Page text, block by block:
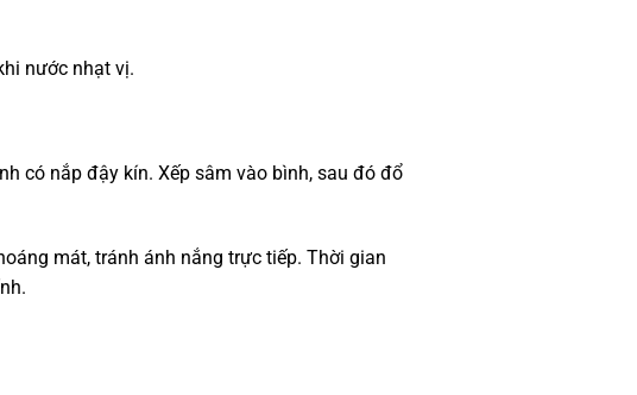
nước nhạt vị.
có nắp đậy kín. Xếp sâm vào bình, sau đó đổ
mát, tránh ánh nắng trực tiếp. Thời gian